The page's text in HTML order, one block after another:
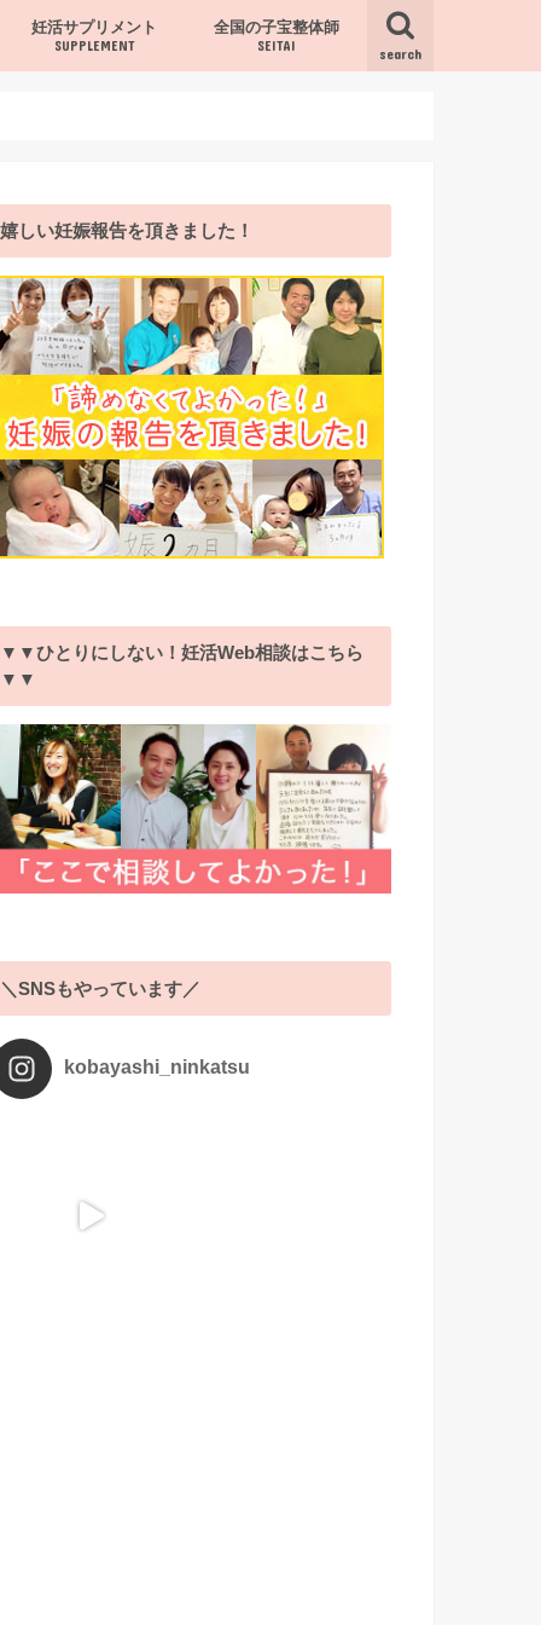
search
妊活サプリメント
SUPPLEMENT
全国の子宝整体師
SEITAI
嬉しい妊娠報告を頂きました！
▼▼ひとりにしない！妊活Web相談はこちら
▼▼
＼SNSもやっています／
kobayashi_ninkatsu